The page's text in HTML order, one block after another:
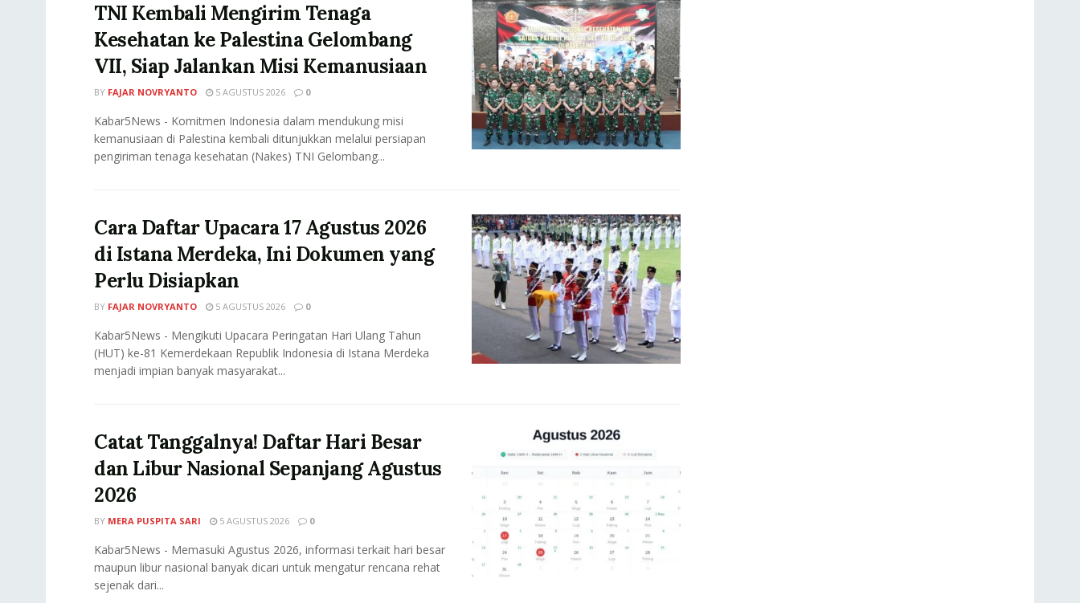
TNI Kembali Mengirim Tenaga
Kesehatan ke Palestina Gelombang
VII, Siap Jalankan Misi Kemanusiaan
BY FAJAR NOVRYANTO 5 AGUSTUS 2026 0
Kabar5News - Komitmen Indonesia dalam mendukung misi
kemanusiaan di Palestina kembali ditunjukkan melalui persiapan
pengiriman tenaga kesehatan (Nakes) TNI Gelombang...
Cara Daftar Upacara 17 Agustus 2026
di Istana Merdeka, Ini Dokumen yang
Perlu Disiapkan
BY FAJAR NOVRYANTO 5 AGUSTUS 2026 0
Kabar5News - Mengikuti Upacara Peringatan Hari Ulang Tahun
(HUT) ke-81 Kemerdekaan Republik Indonesia di Istana Merdeka
menjadi impian banyak masyarakat...
Catat Tanggalnya! Daftar Hari Besar
dan Libur Nasional Sepanjang Agustus
2026
BY MERA PUSPITA SARI 5 AGUSTUS 2026 0
Kabar5News - Memasuki Agustus 2026, informasi terkait hari besar
maupun libur nasional banyak dicari untuk mengatur rencana rehat
sejenak dari...